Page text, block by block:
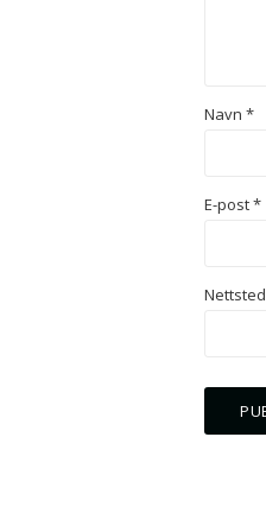
Navn *
E-post*
Nettsted